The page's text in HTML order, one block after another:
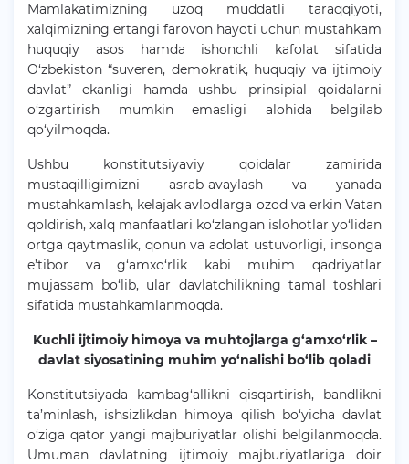
Mamlakatimizning uzoq muddatli taraqqiyoti,
xalqimizning ertangi farovon hayoti uchun mustahkam
huquqiy asos hamda ishonchli kafolat sifatida
O‘zbekiston “suveren, demokratik, huquqiy va ijtimoiy
davlat” ekanligi hamda ushbu prinsipial qoidalarni
o‘zgartirish mumkin emasligi alohida belgilab
qo‘yilmoqda.
Ushbu konstitutsiyaviy qoidalar zamirida
mustaqilligimizni asrab-avaylash va yanada
mustahkamlash, kelajak avlodlarga ozod va erkin Vatan
qoldirish, xalq manfaatlari ko‘zlangan islohotlar yo‘lidan
ortga qaytmaslik, qonun va adolat ustuvorligi, insonga
e’tibor va g‘amxo‘rlik kabi muhim qadriyatlar
mujassam bo‘lib, ular davlatchilikning tamal toshlari
sifatida mustahkamlanmoqda.
Kuchli ijtimoiy himoya va muhtojlarga g‘amxo‘rlik –
davlat siyosatining muhim yo‘nalishi bo‘lib qoladi
Konstitutsiyada kambag‘allikni qisqartirish, bandlikni
ta’minlash, ishsizlikdan himoya qilish bo‘yicha davlat
o‘ziga qator yangi majburiyatlar olishi belgilanmoqda.
Umuman davlatning ijtimoiy majburiyatlariga doir